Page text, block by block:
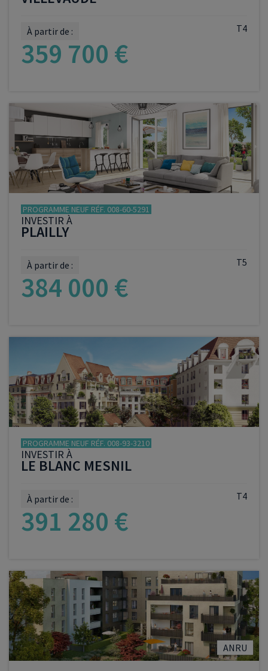
T4
À partir de :
359 700 €
VOIR LE PROGRAMME
PROGRAMME NEUF RÉF. 008-60-5291
INVESTIR À
PLAILLY
T5
À partir de :
384 000 €
PROGRAMME NEUF RÉF. 008-93-3210
INVESTIR À
LE BLANC MESNIL
T4
À partir de :
391 280 €
VOIR LE PROGRAMME
ANRU